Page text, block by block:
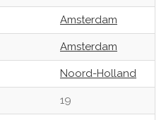
Amsterdam
Amsterdam
Noord-Holland
19